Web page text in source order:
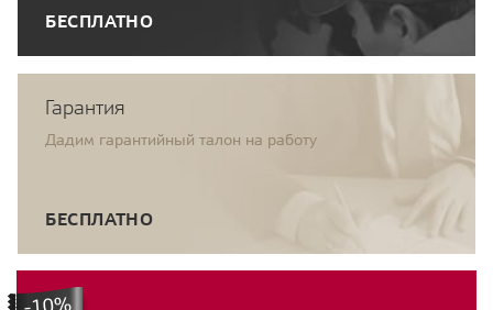
БЕСПЛАТНО
Гарантия
Дадим гарантийный талон на работу
БЕСПЛАТНО